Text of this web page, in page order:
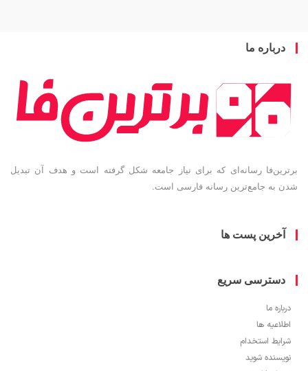
ما
رسانه‌ای که برای نیاز جامعه شکل گرفته است و هدف آن تبدیل
جامع‌ترین رسانه فارسی است.
پست ها
سریع
ها
استخدام
شوید